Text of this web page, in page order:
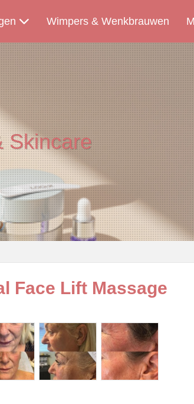
Wimpers & Wenkbrauwen
Skincare
Face Lift Massage